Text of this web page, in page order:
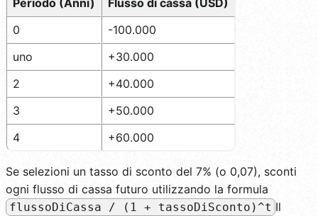
0
-100.000
uno
+30.000
2
+40.000
3
+50.000
4
+60.000
Se selezioni un tasso di sconto del 7% (o 0,07), sconti
ogni flusso di cassa futuro utilizzando la formula
flussoDiCassa / (1 + tassoDiSconto)^t Il